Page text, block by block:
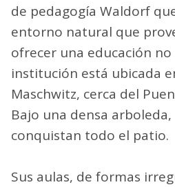
de pedagogía Waldorf
entorno natural que
ofrecer una educación no
institución está ubicada
Maschwitz, cerca del
Bajo una densa
conquistan todo el patio.
Sus aulas, de formas